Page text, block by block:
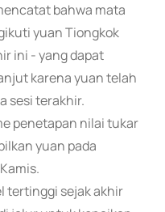
bahwa mata
yuan Tiongkok
ini - yang dapat
karena yuan telah
sesi terakhir.
penetapan nilai tukar
yuan pada
tertinggi sejak akhir